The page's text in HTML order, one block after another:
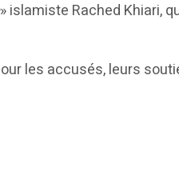
» islamiste Rached Khiari,
les accusés, leurs